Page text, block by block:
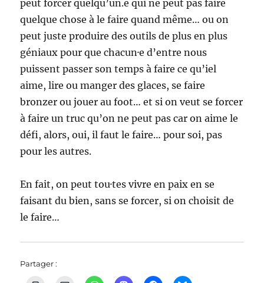
peut forcer quelqu’un.e qui ne peut pas faire
quelque chose à le faire quand même… ou on
peut juste produire des outils de plus en plus
géniaux pour que chacun·e d’entre nous
puissent passer son temps à faire ce qu’iel
aime, lire ou manger des glaces, se faire
bronzer ou jouer au foot… et si on veut se forcer
à faire un truc qu’on ne peut pas car on aime le
défi, alors, oui, il faut le faire… pour soi, pas
pour les autres.
En fait, on peut tou·tes vivre en paix en se
faisant du bien, sans se forcer, si on choisit de
le faire…
Partager :